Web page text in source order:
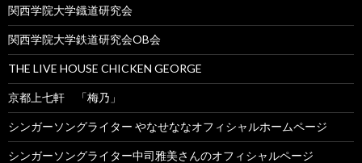
関西学院大学鐡道研究会
関西学院大学鉄道研究会OB会
THE LIVE HOUSE CHICKEN GEORGE
京都上七軒 「梅乃」
シンガーソングライター やなせななオフィシャルホームページ
シンガーソングライター中司雅美さんのオフィシャルページ